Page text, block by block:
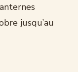
jusqu’au